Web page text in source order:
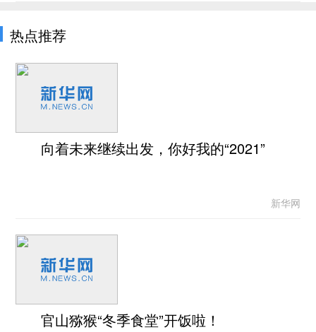
热点推荐
向着未来继续出发，你好我的“2021”
新华网
官山猕猴“冬季食堂”开饭啦！